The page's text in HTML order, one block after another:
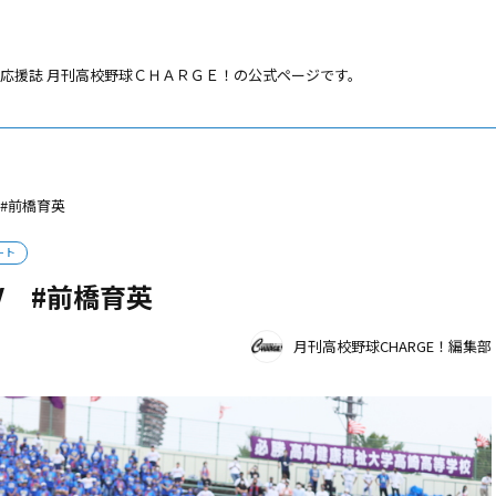
援誌 月刊高校野球ＣＨＡＲＧＥ！の公式ページです。
橋育英
ト
#前橋育英
月刊高校野球CHARGE！編集部